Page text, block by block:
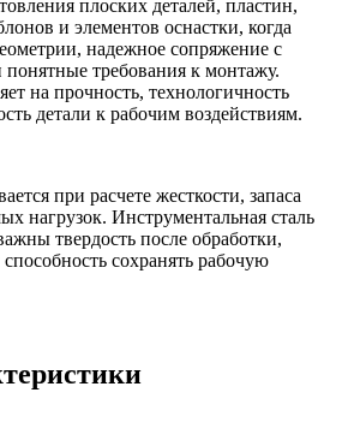
плоских деталей, пластин,
и элементов оснастки, когда
надежное сопряжение с
требования к монтажу.
на прочность, технологичность
детали к рабочим воздействиям.
при расчете жесткости, запаса
нагрузок. Инструментальная сталь
твердость после обработки,
сохранять рабочую